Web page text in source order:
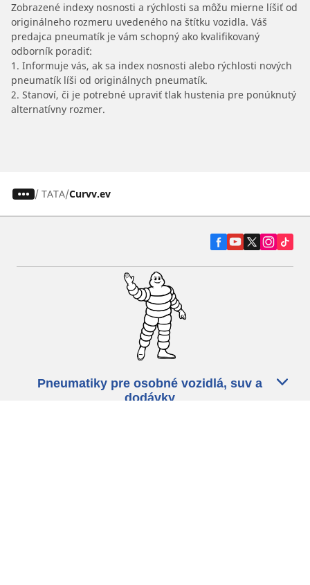
Zobrazené indexy nosnosti a rýchlosti sa môžu mierne líšiť od
originálneho rozmeru uvedeného na štítku vozidla. Váš
predajca pneumatík je vám schopný ako kvalifikovaný
odborník poradiť:
1. Informuje vás, ak sa index nosnosti alebo rýchlosti nových
pneumatík líši od originálnych pneumatík.
2. Stanoví, či je potrebné upraviť tlak hustenia pre ponúknutý
alternatívny rozmer.
/ TATA Curvv.ev
Pneumatiky pre osobné vozidlá, suv a
dodávky